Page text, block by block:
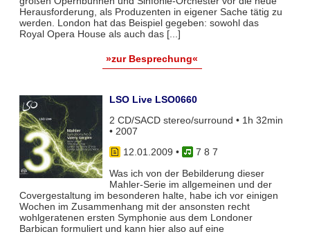
Herausforderung, als Produzenten in eigener Sache tätig zu
werden. London hat das Beispiel gegeben: sowohl das
Royal Opera House als auch das [...]
»zur Besprechung«
LSO Live LSO0660
2 CD/SACD stereo/surround • 1h 32min
• 2007
12.01.2009 •
7 8 7
Was ich von der Bebilderung dieser
Mahler-Serie im allgemeinen und der
Covergestaltung im besonderen halte, habe ich vor einigen
Wochen im Zusammenhang mit der ansonsten recht
wohlgeratenen ersten Symphonie aus dem Londoner
Barbican formuliert und kann hier also auf eine